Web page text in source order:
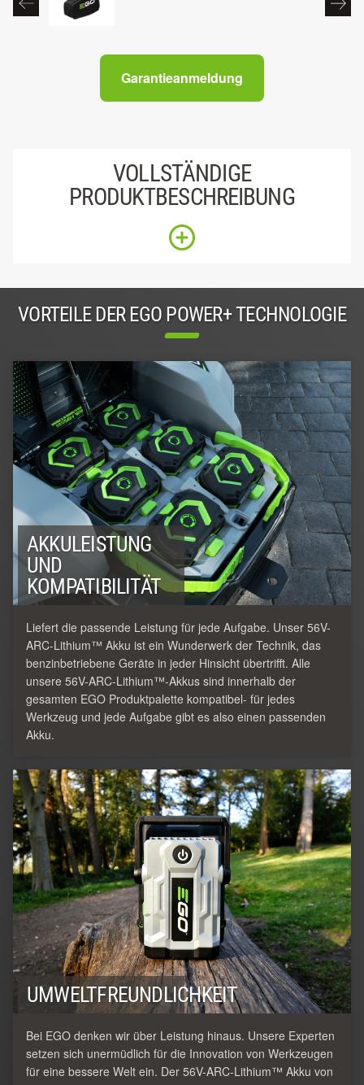
Garantieanmeldung
VOLLSTÄNDIGE
PRODUKTBESCHREIBUNG
VORTEILE DER EGO POWER+ TECHNOLOGIE
AKKULEISTUNG
UND
KOMPATIBILITÄT
Liefert die passende Leistung für jede Aufgabe. Unser 56V-
ARC-Lithium™ Akku ist ein Wunderwerk der Technik, das
benzinbetriebene Geräte in jeder Hinsicht übertrifft. Alle
unsere 56V-ARC-Lithium™-Akkus sind innerhalb der
gesamten EGO Produktpalette kompatibel- für jedes
Werkzeug und jede Aufgabe gibt es also einen passenden
Akku.
UMWELTFREUNDLICHKEIT
Bei EGO denken wir über Leistung hinaus. Unsere Experten
setzen sich unermüdlich für die Innovation von Werkzeugen
für eine bessere Welt ein. Der 56V-ARC-Lithium™ Akku von